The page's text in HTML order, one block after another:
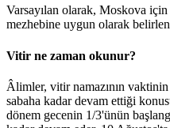
Varsayılan olarak, Moskova
mezhebine uygun olarak
Vitir ne zaman okunur?
Âlimler, vitir namazının
sabaha kadar devam ettiği
dönem gecenin 1/3'ünün